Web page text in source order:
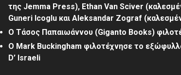
της Jemma Press), Ethan Van Sciver
Guneri Icoglu και Aleksandar Zograf
Ο Τάσος Παπαιωάννου (Giganto Books)
Ο Mark Buckingham φιλοτέχνησε το
D’ Israeli